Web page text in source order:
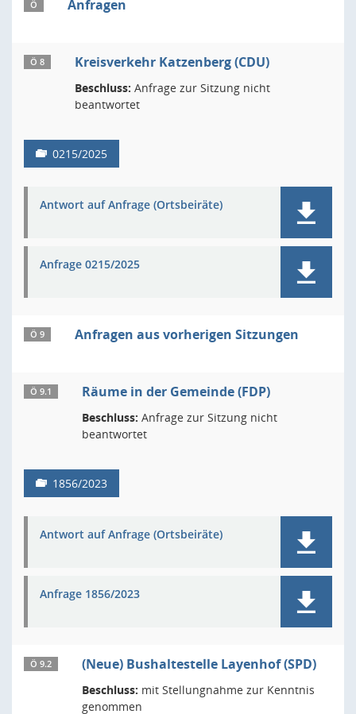
Ö Anfragen
Ö 8 Kreisverkehr Katzenberg (CDU)
Beschluss: Anfrage zur Sitzung nicht
beantwortet
0215/2025
Antwort auf Anfrage (Ortsbeiräte)
Anfrage 0215/2025
Ö 9 Anfragen aus vorherigen Sitzungen
Ö 9.1 Räume in der Gemeinde (FDP)
Beschluss: Anfrage zur Sitzung nicht
beantwortet
1856/2023
Antwort auf Anfrage (Ortsbeiräte)
Anfrage 1856/2023
Ö 9.2 (Neue) Bushaltestelle Layenhof (SPD)
Beschluss: mit Stellungnahme zur Kenntnis
genommen